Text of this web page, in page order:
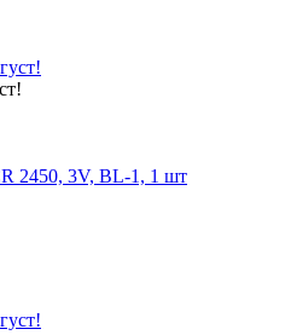
2450, 3V, BL-1, 1 шт